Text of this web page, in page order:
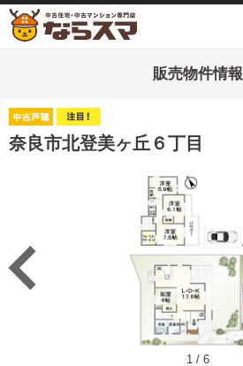
販売物件情報
奈良市北登美ヶ丘６丁目
1 / 6